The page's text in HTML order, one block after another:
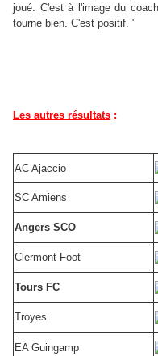
joué. C'est à l'image du
tourne bien. C'est positif. "
Les autres résultats :
AC Ajaccio
SC Amiens
Angers SCO
Clermont Foot
Tours FC
Troyes
EA Guingamp